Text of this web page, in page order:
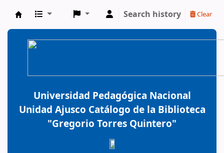
BiblioGTQ
Search history Clear
Universidad Pedagógica Nacional
Unidad Ajusco Catálogo de la Biblioteca
"Gregorio Torres Quintero"